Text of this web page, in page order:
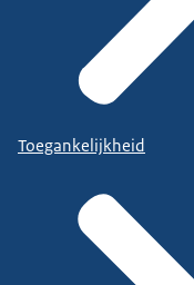
Toegankelijkheid